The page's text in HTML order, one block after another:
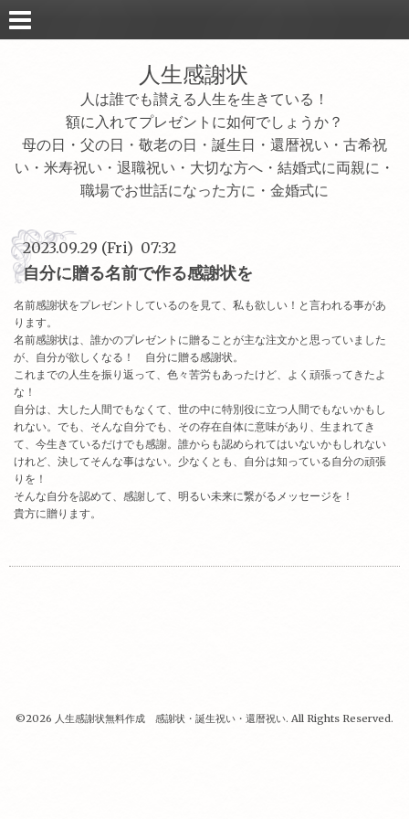
人生感謝状
人は誰でも讃える人生を生きている！
額に入れてプレゼントに如何でしょうか？
母の日・父の日・敬老の日・誕生日・還暦祝い・古希祝
い・米寿祝い・退職祝い・大切な方へ・結婚式に両親に・
職場でお世話になった方に・金婚式に
2023.09.29 (Fri) 07:32
自分に贈る名前で作る感謝状を
名前感謝状をプレゼントしているのを見て、私も欲しい！と言われる事があ
ります。
名前感謝状は、誰かのプレゼントに贈ることが主な注文かと思っていました
が、自分が欲しくなる！ 自分に贈る感謝状。
これまでの人生を振り返って、色々苦労もあったけど、よく頑張ってきたよ
な！
自分は、大した人間でもなくて、世の中に特別役に立つ人間でもないかもし
れない。でも、そんな自分でも、その存在自体に意味があり、生まれてき
て、今生きているだけでも感謝。誰からも認められてはいないかもしれない
けれど、決してそんな事はない。少なくとも、自分は知っている自分の頑張
りを！
そんな自分を認めて、感謝して、明るい未来に繋がるメッセージを！
貴方に贈ります。
©2026 人生感謝状無料作成 感謝状・誕生祝い・還暦祝い. All Rights Reserved.